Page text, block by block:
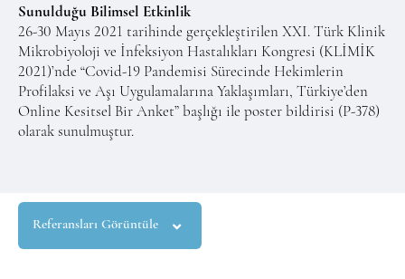
Sunulduğu Bilimsel Etkinlik
26-30 Mayıs 2021 tarihinde gerçekleştirilen XXI. Türk Klinik
Mikrobiyoloji ve İnfeksiyon Hastalıkları Kongresi (KLİMİK
2021)’nde “Covid-19 Pandemisi Sürecinde Hekimlerin
Profilaksi ve Aşı Uygulamalarına Yaklaşımları, Türkiye’den
Online Kesitsel Bir Anket” başlığı ile poster bildirisi (P-378)
olarak sunulmuştur.
Referansları Görüntüle